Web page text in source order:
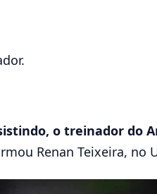
o treinador do
Renan Teixeira, no